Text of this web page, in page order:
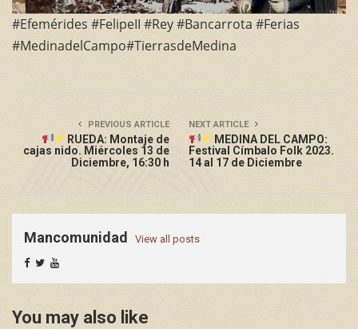
#Efemérides #FelipeII #Rey #Bancarrota #Ferias
#MedinadelCampo#TierrasdeMedina
PREVIOUS ARTICLE
RUEDA: Montaje de
cajas nido. Miércoles 13 de
Diciembre, 16:30 h
NEXT ARTICLE
MEDINA DEL CAMPO:
Festival Címbalo Folk 2023.
14 al 17 de Diciembre
Mancomunidad View all posts
You may also like